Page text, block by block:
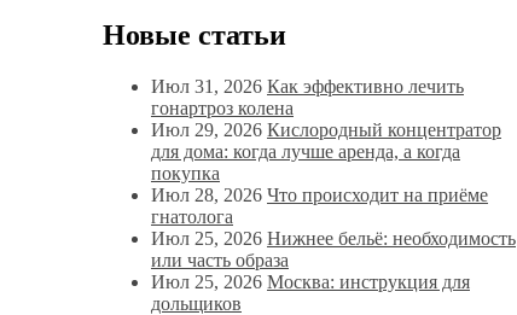
Новые статьи
Июл 31, 2026 Как эффективно лечить
гонартроз колена
Июл 29, 2026 Кислородный концентратор
для дома: когда лучше аренда, а когда
покупка
Июл 28, 2026 Что происходит на приёме
гнатолога
Июл 25, 2026 Нижнее бельё: необходимость
или часть образа
Июл 25, 2026 Москва: инструкция для
дольщиков